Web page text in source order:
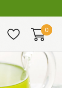
0